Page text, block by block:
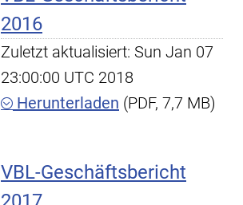
2016
Zuletzt aktualisiert: Sun Jan 07
23:00:00 UTC 2018
Herunterladen (PDF, 7,7 MB)
VBL-Geschäftsbericht